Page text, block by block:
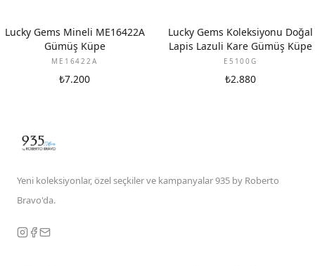
Lucky Gems Mineli ME16422A
Gümüş Küpe
ME16422A
₺7.200
Lucky Gems Koleksiyonu Doğal
Lapis Lazuli Kare Gümüş Küpe
E5100G
₺2.880
Yeni koleksiyonlar, özel seçkiler ve kampanyalar 935 by Roberto
Bravo'da.